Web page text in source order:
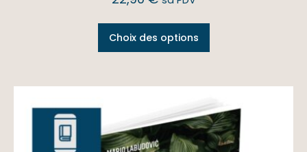
Choix des options